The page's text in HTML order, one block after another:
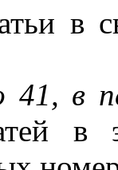
в
41, в